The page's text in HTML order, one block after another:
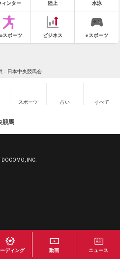
ーディング 動画 ニュース
ィンター 陸上 水泳
スポーツ ビジネス eスポーツ
：日本中央競馬会
スポーツ 占い すべて
競馬
DOCOMO, INC.